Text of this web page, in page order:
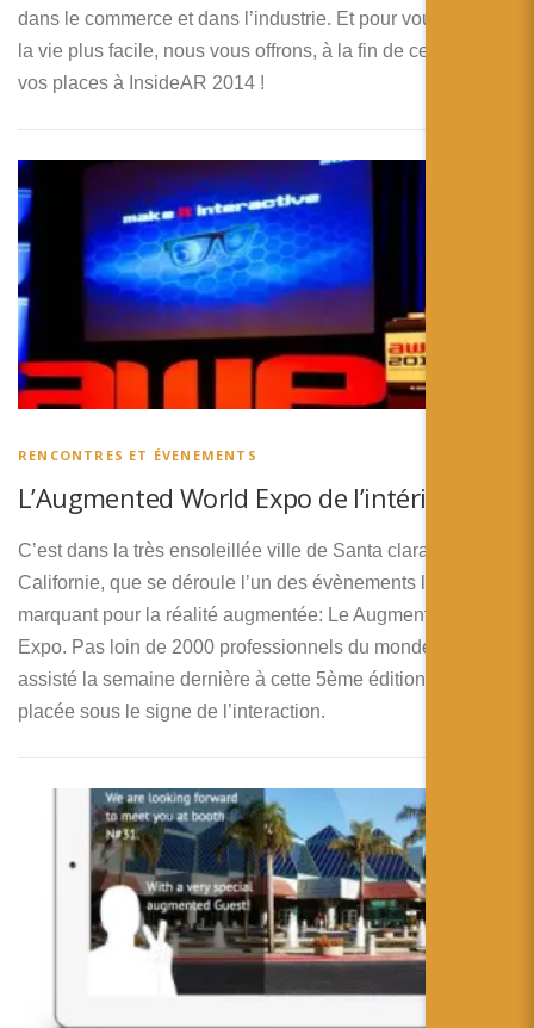
dans le commerce et dans l’industrie. Et pour vous rendre
la vie plus facile, nous vous offrons, à la fin de cette article,
vos places à InsideAR 2014 !
RENCONTRES ET ÉVENEMENTS
L’Augmented World Expo de l’intérieur !
C’est dans la très ensoleillée ville de Santa clara en
Californie, que se déroule l’un des évènements les plus
marquant pour la réalité augmentée: Le Augmented World
Expo. Pas loin de 2000 professionnels du monde entier ont
assisté la semaine dernière à cette 5ème édition qui était
placée sous le signe de l’interaction.